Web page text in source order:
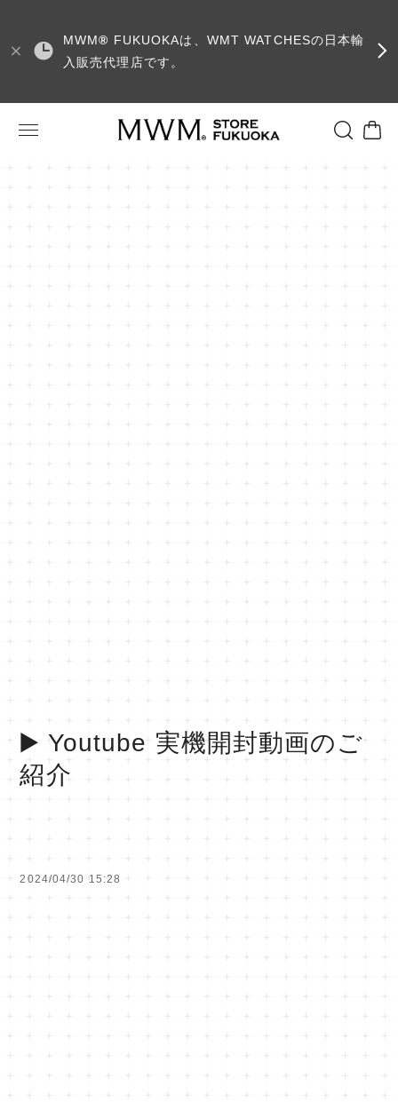
MWM® FUKUOKAは、WMT WATCHESの日本輸
入販売代理店です。
▶️ Youtube 実機開封動画のご
紹介
2024/04/30 15:28